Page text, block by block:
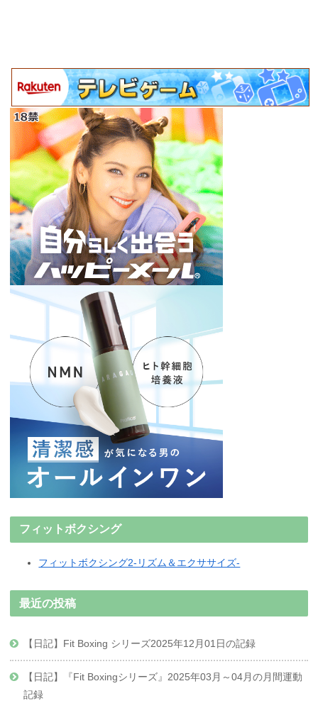
フィットボクシング
フィットボクシング2-リズム＆エクササイズ-
最近の投稿
【日記】Fit Boxing シリーズ2025年12月01日の記録
【日記】『Fit Boxingシリーズ』2025年03月～04月の月間運動
記録